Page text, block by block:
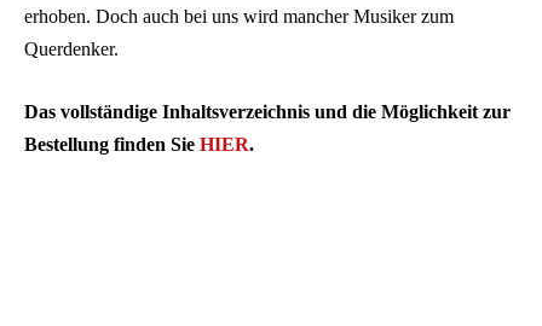
erhoben. Doch auch bei uns wird mancher Musiker zum
Querdenker.
Das vollständige Inhaltsverzeichnis und die Möglichkeit zur
Bestellung finden Sie HIER.